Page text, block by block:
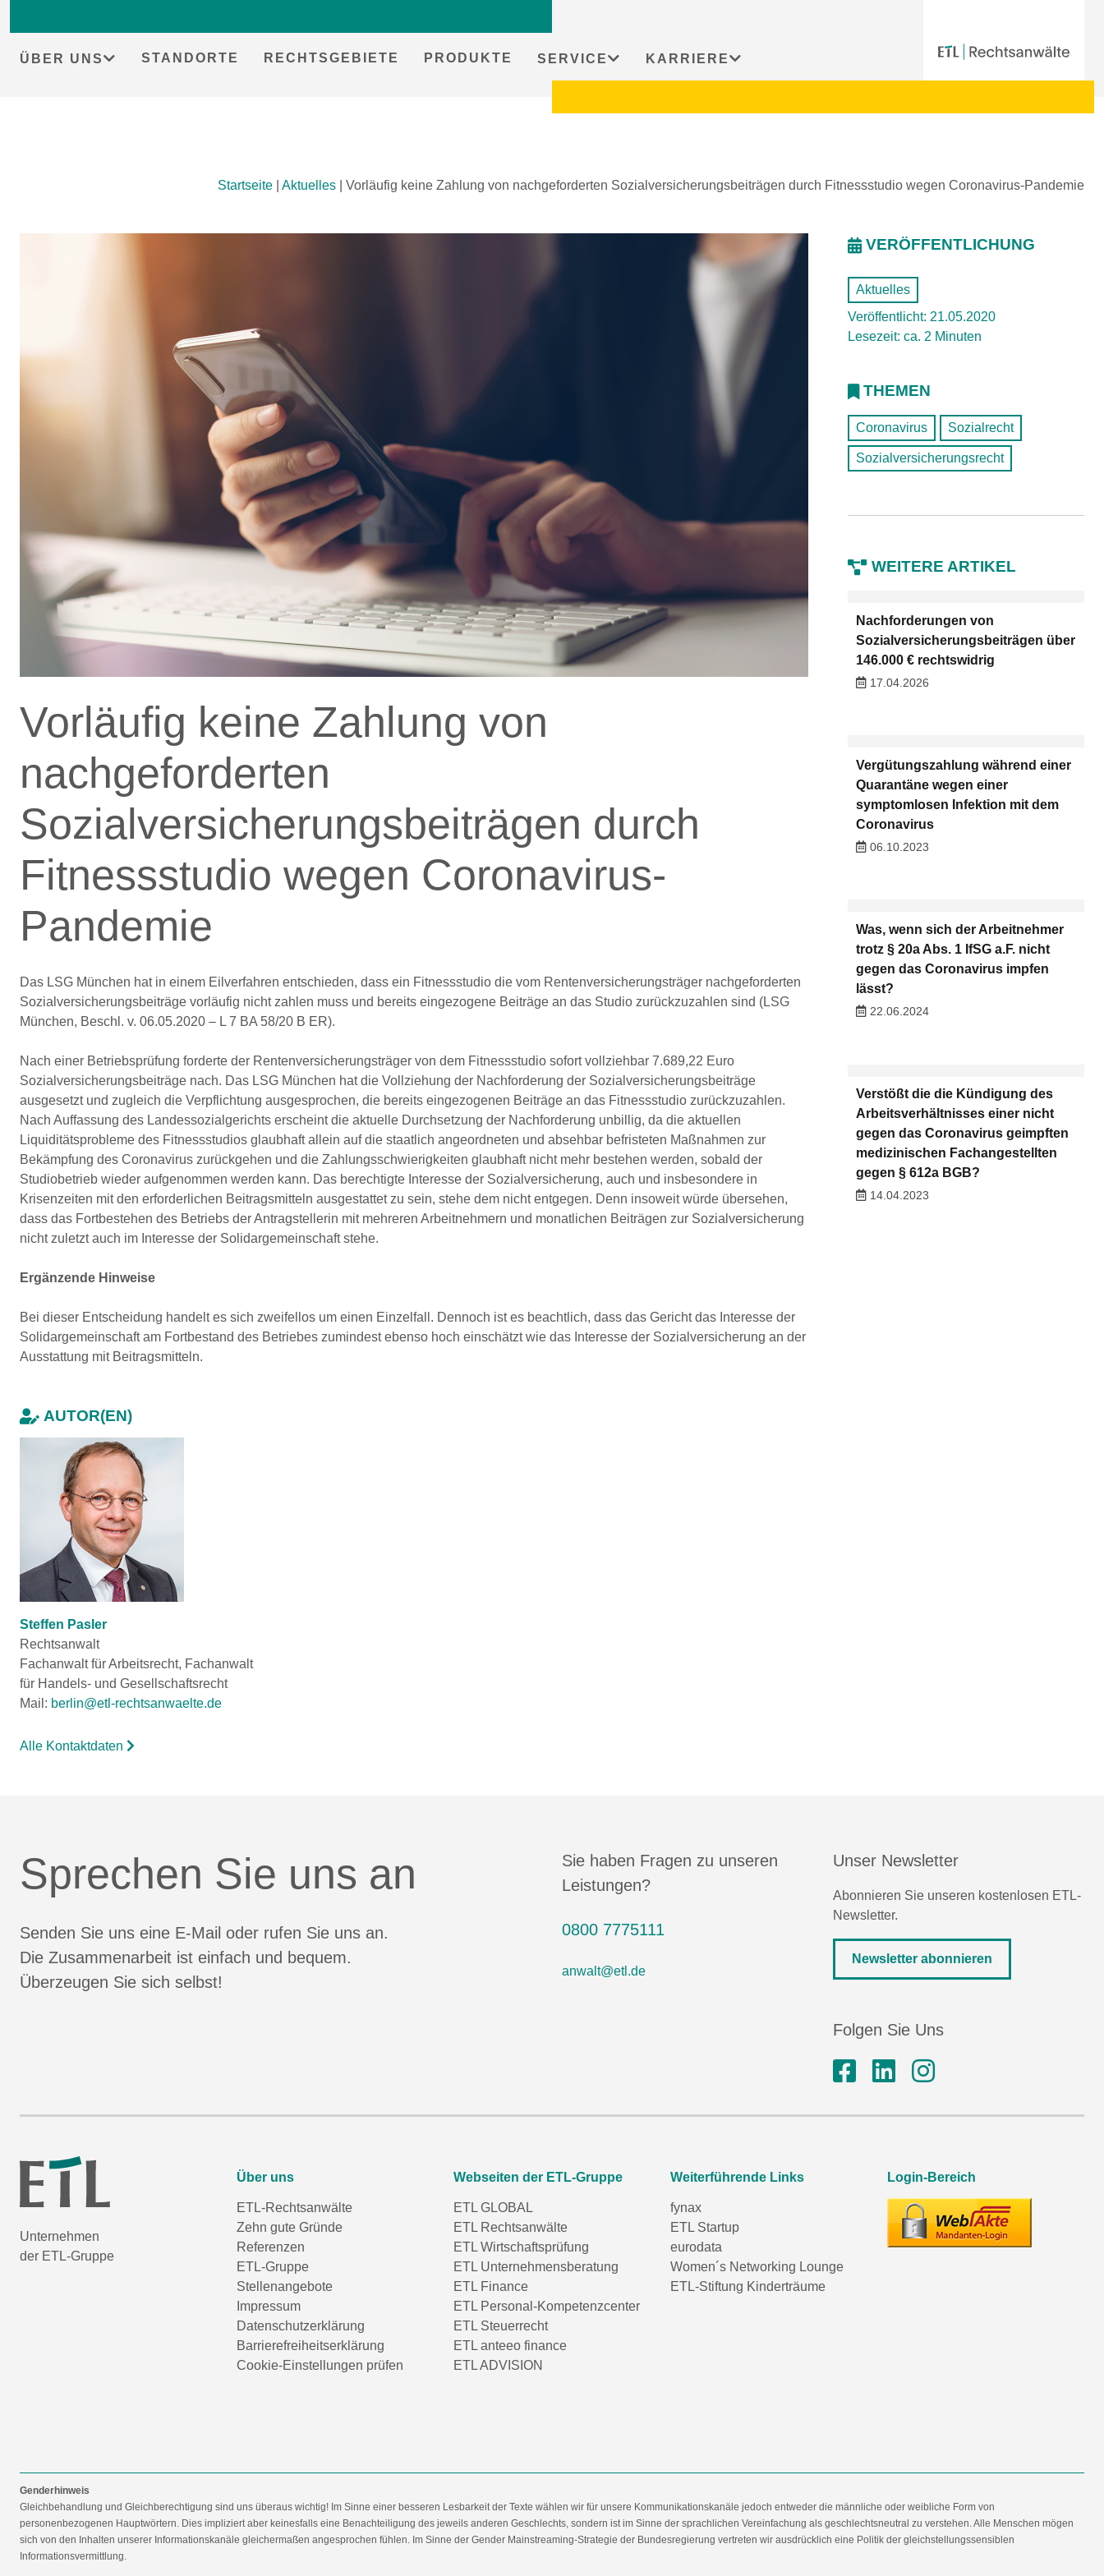
ÜBER UNS STANDORTE RECHTSGEBIETE PRODUKTE SERVICE KARRIERE
Startseite Aktuelles Vorläufig keine Zahlung von nachgeforderten Sozialversicherungsbeiträgen durch Fitnessstudio wegen Coronavirus-Pandemie
Vorläufig keine Zahlung von
nachgeforderten
Sozialversicherungsbeiträgen durch
Fitnessstudio wegen Coronavirus-
Pandemie
Das LSG München hat in einem Eilverfahren entschieden, dass ein Fitnessstudio die vom Rentenversicherungsträger nachgeforderten
Sozialversicherungsbeiträge vorläufig nicht zahlen muss und bereits eingezogene Beiträge an das Studio zurückzuzahlen sind (LSG
München, Beschl. v. 06.05.2020 – L 7 BA 58/20 B ER).
Nach einer Betriebsprüfung forderte der Rentenversicherungsträger von dem Fitnessstudio sofort vollziehbar 7.689,22 Euro
Sozialversicherungsbeiträge nach. Das LSG München hat die Vollziehung der Nachforderung der Sozialversicherungsbeiträge
ausgesetzt und zugleich die Verpflichtung ausgesprochen, die bereits eingezogenen Beiträge an das Fitnessstudio zurückzuzahlen.
Nach Auffassung des Landessozialgerichts erscheint die aktuelle Durchsetzung der Nachforderung unbillig, da die aktuellen
Liquiditätsprobleme des Fitnessstudios glaubhaft allein auf die staatlich angeordneten und absehbar befristeten Maßnahmen zur
Bekämpfung des Coronavirus zurückgehen und die Zahlungsschwierigkeiten glaubhaft nicht mehr bestehen werden, sobald der
Studiobetrieb wieder aufgenommen werden kann. Das berechtigte Interesse der Sozialversicherung, auch und insbesondere in
Krisenzeiten mit den erforderlichen Beitragsmitteln ausgestattet zu sein, stehe dem nicht entgegen. Denn insoweit würde übersehen,
dass das Fortbestehen des Betriebs der Antragstellerin mit mehreren Arbeitnehmern und monatlichen Beiträgen zur Sozialversicherung
nicht zuletzt auch im Interesse der Solidargemeinschaft stehe.
Ergänzende Hinweise
Bei dieser Entscheidung handelt es sich zweifellos um einen Einzelfall. Dennoch ist es beachtlich, dass das Gericht das Interesse der
Solidargemeinschaft am Fortbestand des Betriebes zumindest ebenso hoch einschätzt wie das Interesse der Sozialversicherung an der
Ausstattung mit Beitragsmitteln.
AUTOR(EN)
Steffen Pasler
Rechtsanwalt
Fachanwalt für Arbeitsrecht, Fachanwalt
für Handels- und Gesellschaftsrecht
Mail: berlin@etl-rechtsanwaelte.de
Alle Kontaktdaten
VERÖFFENTLICHUNG
Aktuelles
Veröffentlicht: 21.05.2020
Lesezeit: ca. 2 Minuten
THEMEN
Coronavirus Sozialrecht
Sozialversicherungsrecht
WEITERE ARTIKEL
Nachforderungen von
Sozialversicherungsbeiträgen über
146.000 € rechtswidrig
17.04.2026
Vergütungszahlung während einer
Quarantäne wegen einer
symptomlosen Infektion mit dem
Coronavirus
06.10.2023
Was, wenn sich der Arbeitnehmer
trotz § 20a Abs. 1 IfSG a.F. nicht
gegen das Coronavirus impfen
lässt?
22.06.2024
Verstößt die die Kündigung des
Arbeitsverhältnisses einer nicht
gegen das Coronavirus geimpften
medizinischen Fachangestellten
gegen § 612a BGB?
14.04.2023
Sprechen Sie uns an
Senden Sie uns eine E-Mail oder rufen Sie uns an.
Die Zusammenarbeit ist einfach und bequem.
Überzeugen Sie sich selbst!
Sie haben Fragen zu unseren
Leistungen?
0800 7775111
anwalt@etl.de
Unser Newsletter
Abonnieren Sie unseren kostenlosen ETL-
Newsletter.
Newsletter abonnieren
Folgen Sie Uns
Unternehmen
der ETL-Gruppe
Über uns
ETL-Rechtsanwälte
Zehn gute Gründe
Referenzen
ETL-Gruppe
Stellenangebote
Impressum
Datenschutzerklärung
Barrierefreiheitserklärung
Cookie-Einstellungen prüfen
Webseiten der ETL-Gruppe
ETL GLOBAL
ETL Rechtsanwälte
ETL Wirtschaftsprüfung
ETL Unternehmensberatung
ETL Finance
ETL Personal-Kompetenzcenter
ETL Steuerrecht
ETL anteeo finance
ETL ADVISION
Weiterführende Links
fynax
ETL Startup
eurodata
Women´s Networking Lounge
ETL-Stiftung Kinderträume
Login-Bereich
Genderhinweis
Gleichbehandlung und Gleichberechtigung sind uns überaus wichtig! Im Sinne einer besseren Lesbarkeit der Texte wählen wir für unsere Kommunikationskanäle jedoch entweder die männliche oder weibliche Form von
personenbezogenen Hauptwörtern. Dies impliziert aber keinesfalls eine Benachteiligung des jeweils anderen Geschlechts, sondern ist im Sinne der sprachlichen Vereinfachung als geschlechtsneutral zu verstehen. Alle Menschen mögen
sich von den Inhalten unserer Informationskanäle gleichermaßen angesprochen fühlen. Im Sinne der Gender Mainstreaming-Strategie der Bundesregierung vertreten wir ausdrücklich eine Politik der gleichstellungssensiblen
Informationsvermittlung.